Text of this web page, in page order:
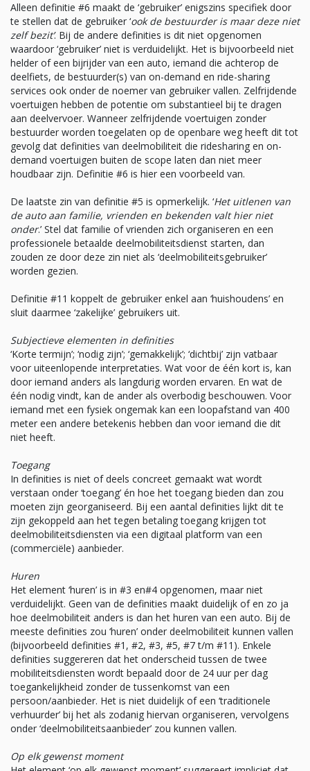
Alleen definitie #6 maakt de ‘gebruiker’ enigszins specifiek door
te stellen dat de gebruiker ‘ook de bestuurder is maar deze niet
zelf bezit’. Bij de andere definities is dit niet opgenomen
waardoor ‘gebruiker’ niet is verduidelijkt. Het is bijvoorbeeld niet
helder of een bijrijder van een auto, iemand die achterop de
deelfiets, de bestuurder(s) van on-demand en ride-sharing
services ook onder de noemer van gebruiker vallen. Zelfrijdende
voertuigen hebben de potentie om substantieel bij te dragen
aan deelvervoer. Wanneer zelfrijdende voertuigen zonder
bestuurder worden toegelaten op de openbare weg heeft dit tot
gevolg dat definities van deelmobiliteit die ridesharing en on-
demand voertuigen buiten de scope laten dan niet meer
houdbaar zijn. Definitie #6 is hier een voorbeeld van.
De laatste zin van definitie #5 is opmerkelijk. ‘Het uitlenen van
de auto aan familie, vrienden en bekenden valt hier niet
onder.’ Stel dat familie of vrienden zich organiseren en een
professionele betaalde deelmobiliteitsdienst starten, dan
zouden ze door deze zin niet als ‘deelmobiliteitsgebruiker’
worden gezien.
Definitie #11 koppelt de gebruiker enkel aan ‘huishoudens’ en
sluit daarmee ‘zakelijke’ gebruikers uit.
Subjectieve elementen in definities
‘Korte termijn’; ‘nodig zijn’; ‘gemakkelijk’; ‘dichtbij’ zijn vatbaar
voor uiteenlopende interpretaties. Wat voor de één kort is, kan
door iemand anders als langdurig worden ervaren. En wat de
één nodig vindt, kan de ander als overbodig beschouwen. Voor
iemand met een fysiek ongemak kan een loopafstand van 400
meter een andere betekenis hebben dan voor iemand die dit
niet heeft.
Toegang
In definities is niet of deels concreet gemaakt wat wordt
verstaan onder ‘toegang’ én hoe het toegang bieden dan zou
moeten zijn georganiseerd. Bij een aantal definities lijkt dit te
zijn gekoppeld aan het tegen betaling toegang krijgen tot
deelmobiliteitsdiensten via een digitaal platform van een
(commerciële) aanbieder.
Huren
Het element ‘huren’ is in #3 en#4 opgenomen, maar niet
verduidelijkt. Geen van de definities maakt duidelijk of en zo ja
hoe deelmobiliteit anders is dan het huren van een auto. Bij de
meeste definities zou ‘huren’ onder deelmobiliteit kunnen vallen
(bijvoorbeeld definities #1, #2, #3, #5, #7 t/m #11). Enkele
definities suggereren dat het onderscheid tussen de twee
mobiliteitsdiensten wordt bepaald door de 24 uur per dag
toegankelijkheid zonder de tussenkomst van een
persoon/aanbieder. Het is niet duidelijk of een ‘traditionele
verhuurder’ bij het als zodanig hiervan organiseren, vervolgens
onder ‘deelmobiliteitsaanbieder’ zou kunnen vallen.
Op elk gewenst moment